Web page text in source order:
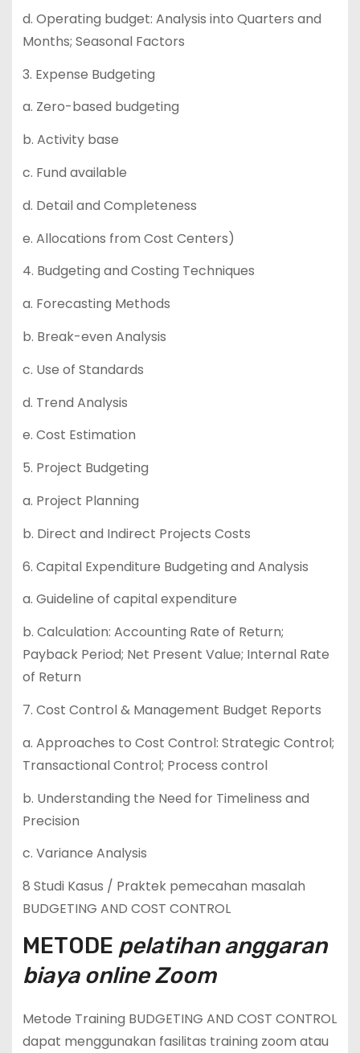
d. Operating budget: Analysis into Quarters and
Months; Seasonal Factors
3. Expense Budgeting
a. Zero-based budgeting
b. Activity base
c. Fund available
d. Detail and Completeness
e. Allocations from Cost Centers)
4. Budgeting and Costing Techniques
a. Forecasting Methods
b. Break-even Analysis
c. Use of Standards
d. Trend Analysis
e. Cost Estimation
5. Project Budgeting
a. Project Planning
b. Direct and Indirect Projects Costs
6. Capital Expenditure Budgeting and Analysis
a. Guideline of capital expenditure
b. Calculation: Accounting Rate of Return;
Payback Period; Net Present Value; Internal Rate
of Return
7. Cost Control & Management Budget Reports
a. Approaches to Cost Control: Strategic Control;
Transactional Control; Process control
b. Understanding the Need for Timeliness and
Precision
c. Variance Analysis
8 Studi Kasus / Praktek pemecahan masalah
BUDGETING AND COST CONTROL
METODE pelatihan anggaran
biaya online Zoom
Metode Training BUDGETING AND COST CONTROL
dapat menggunakan fasilitas training zoom atau